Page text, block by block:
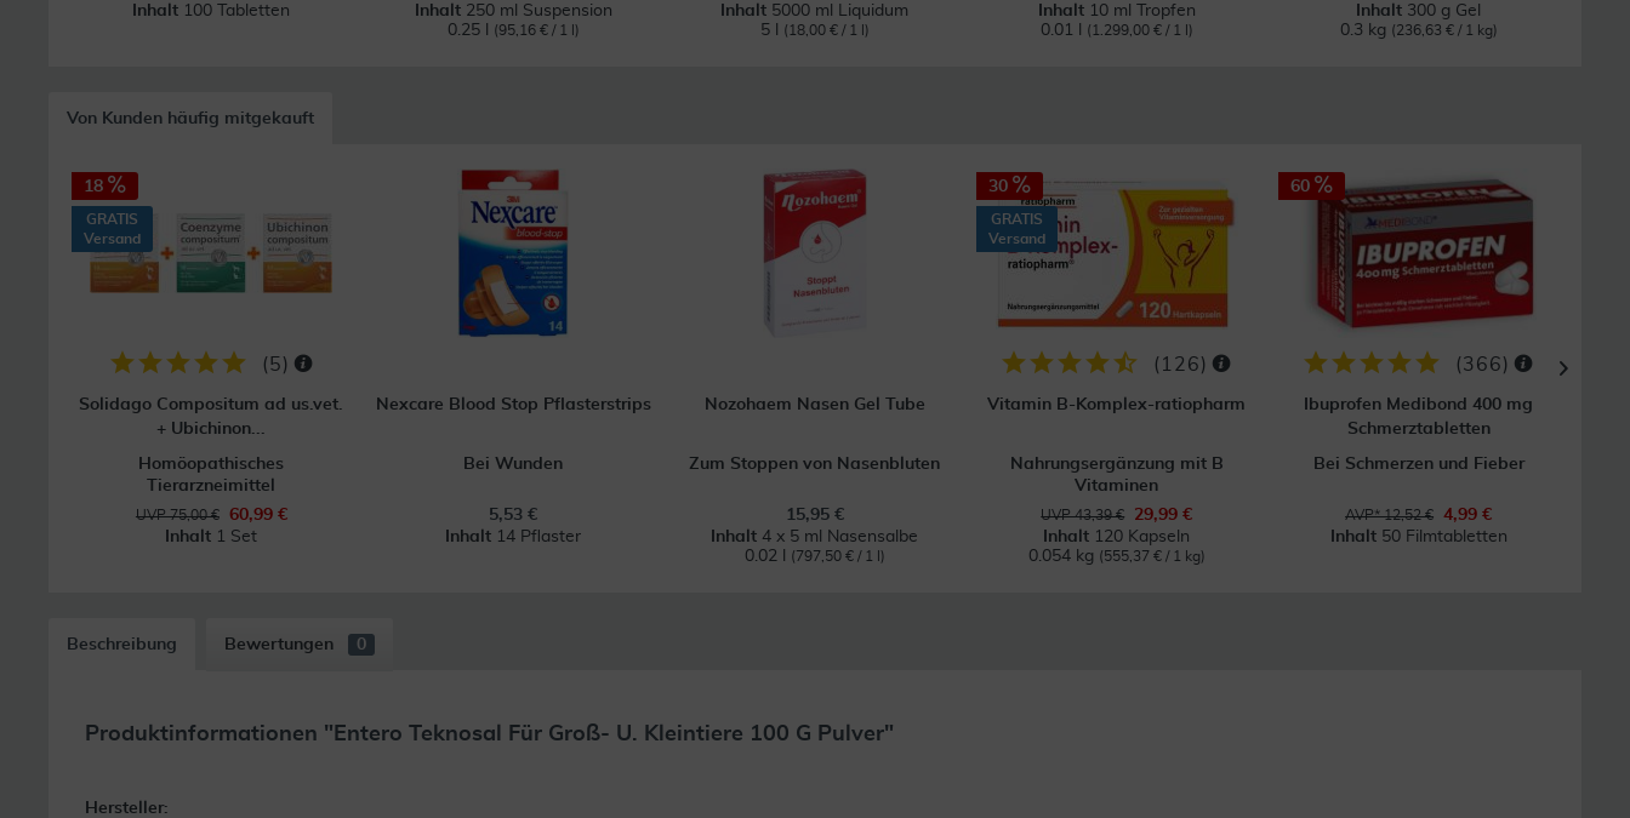
Inhalt 100 Tabletten
Inhalt 250 ml Suspension
0.25 l
(95,16 € / 1 l)
Inhalt 5000 ml Liquidum
5 l
(18,00 € / 1 l)
Inhalt 10 ml Tropfen
0.01 l
(1.299,00 € / 1 l)
Inhalt 300 g Gel
0.3 kg (236,63 € / 1 kg)
Von Kunden häufig mitgekauft
18
GRATIS
Versand
(5)
Solidago Compositum ad us.vet.
+ Ubichinon...
Homöopathisches
Tierarzneimittel
UVP 75,00 €
60,99 €
Inhalt 1 Set
Nexcare Blood Stop Pflasterstrips
Bei Wunden
5,53 €
Inhalt 14 Pflaster
Nozohaem Nasen Gel Tube
Zum Stoppen von Nasenbluten
15,95 €
Inhalt 4 x 5 ml Nasensalbe
0.02 l
(797,50 € / 1 l)
30
GRATIS
Versand
( 126)
Vitamin B-Komplex-ratiopharm
Nahrungsergänzung mit B
Vitaminen
UVP 43,39 €
29,99 €
Inhalt 120 Kapseln
0.054 kg (555,37 € / 1 kg)
60
(366)
Ibuprofen Medibond 400 mg
Schmerztabletten
Bei Schmerzen und Fieber
AVP* 12,52 €
4,99 €
Inhalt 50 Filmtabletten
Beschreibung Bewertungen 0
Produktinformationen "Entero Teknosal Für Groß- U. Kleintiere 100 G Pulver"
Weiterlesen
Hersteller: